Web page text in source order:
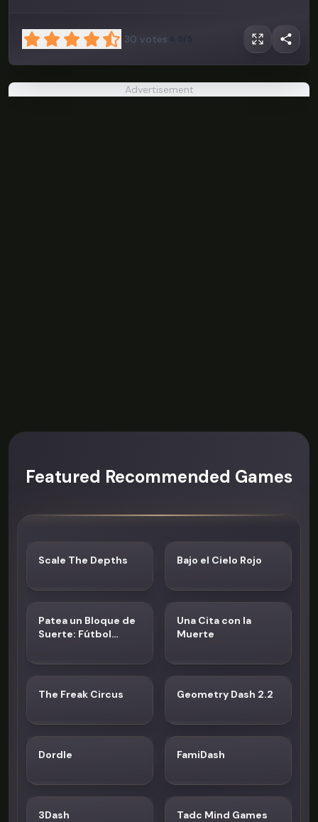
The Kid At
The Back
30 votes 4.5/5
Advertisement
Featured Recommended Games
Scale The Depths Bajo el Cielo Rojo
Patea un Bloque de
Suerte: Fútbol
Una Cita con la
Muerte
The Freak Circus Geometry Dash 2.2
Dordle FamiDash
3Dash Tadc Mind Games